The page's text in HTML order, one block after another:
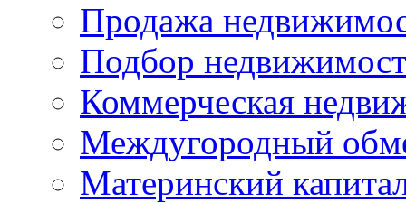
Продажа
Подбор
Коммерческая
Междугородный
Материнский